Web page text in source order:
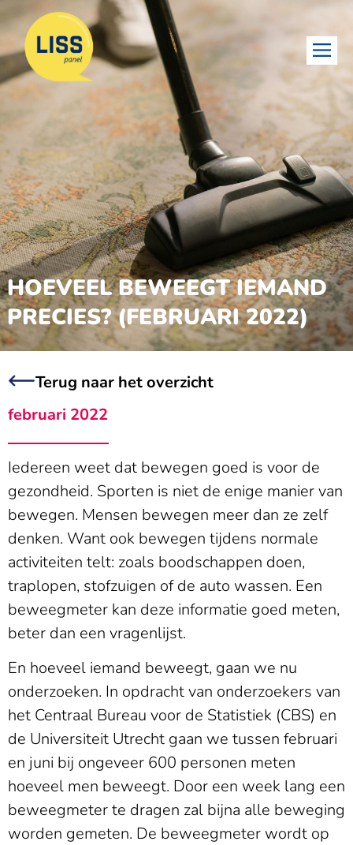
HOEVEEL BEWEEGT IEMAND
PRECIES? (FEBRUARI 2022)
Terug naar het overzicht
februari 2022
Iedereen weet dat bewegen goed is voor de
gezondheid. Sporten is niet de enige manier van
bewegen. Mensen bewegen meer dan ze zelf
denken. Want ook bewegen tijdens normale
activiteiten telt: zoals boodschappen doen,
traplopen, stofzuigen of de auto wassen. Een
beweegmeter kan deze informatie goed meten,
beter dan een vragenlijst.
En hoeveel iemand beweegt, gaan we nu
onderzoeken. In opdracht van onderzoekers van
het Centraal Bureau voor de Statistiek (CBS) en
de Universiteit Utrecht gaan we tussen februari
en juni bij ongeveer 600 personen meten
hoeveel men beweegt. Door een week lang een
beweegmeter te dragen zal bijna alle beweging
worden gemeten. De beweegmeter wordt op